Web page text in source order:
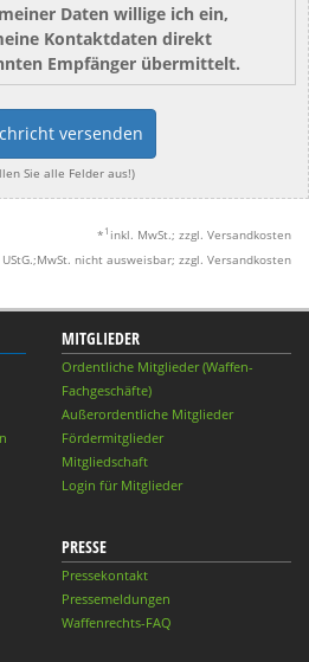
Daten willige ich ein,
Kontaktdaten direkt
Empfänger übermittelt.
versenden
Sie alle Felder aus!)
* 1 inkl. MwSt.; zzgl. Versandkosten
nicht ausweisbar; zzgl. Versandkosten
MITGLIEDER
Ordentliche Mitglieder (Waffen-
Fachgeschäfte)
Außerordentliche Mitglieder
Fördermitglieder
Mitgliedschaft
Login für Mitglieder
PRESSE
Pressekontakt
Pressemeldungen
Waffenrechts-FAQ